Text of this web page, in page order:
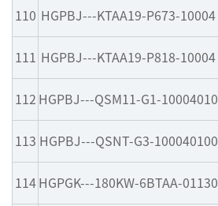
110 HGPBJ---KTAA19-P673-10004
111 HGPBJ---KTAA19-P818-10004
112 HGPBJ---QSM11-G1-10004010
113 HGPBJ---QSNT-G3-100040100
114 HGPGK---180KW-6BTAA-01130